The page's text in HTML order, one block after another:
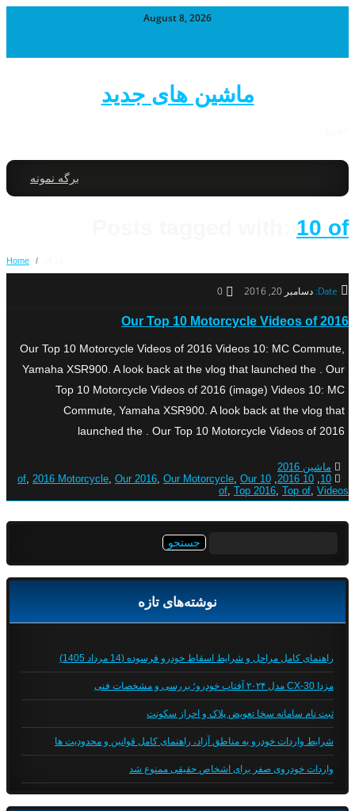
August 8, 2026
ماشین های جدید
برگه نمونه
10 of
Home /
Date: دسامبر 20, 2016 0
Our Top 10 Motorcycle Videos of 2016
Our Top 10 Motorcycle Videos of 2016 Videos 10: MC Commute,
Yamaha XSR900. A look back at the vlog that launched the . Our
Top 10 Motorcycle Videos of 2016 (image) Videos 10: MC
Commute, Yamaha XSR900. A look back at the vlog that
launched the . Our Top 10 Motorcycle Videos of 2016
ماشین 2016
10
,
10 2016
,
10 of
, 2016 Motorcycle, Our 2016, Our Motorcycle, Our
of, Top 2016, Top of, Videos
نوشته‌های تازه
راهنمای کامل مراحل و شرایط اسقاط خودرو فرسوده (14 مرداد 1405)
مزدا CX-30 مدل ۲۰۲۴ آفتاب خودرو؛ بررسی و مشخصات فنی
ثبت نام سامانه سخا تعویض پلاک و احراز سکونت
شرایط واردات خودرو به مناطق آزاد، راهنمای کامل قوانین و محدودیت ها
واردات خودروی صفر برای اشخاص حقیقی ممنوع شد